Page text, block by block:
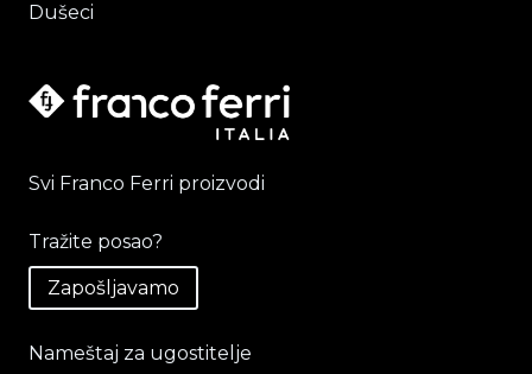
Dušeci
Svi Franco Ferri proizvodi
Tražite posao?
Zapošljavamo
Nameštaj za ugostitelje